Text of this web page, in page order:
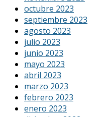
octubre 2023
septiembre 2023
agosto 2023
julio 2023
junio 2023
mayo 2023
abril 2023
marzo 2023
febrero 2023
enero 2023